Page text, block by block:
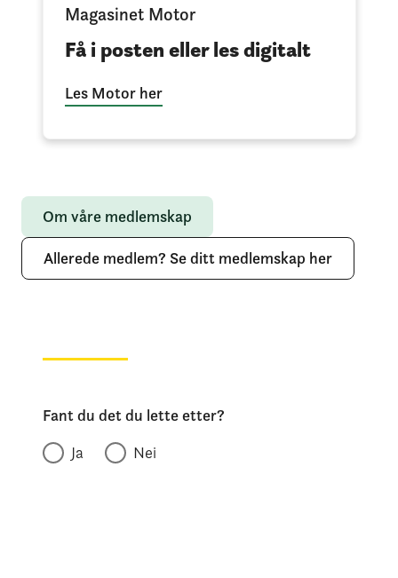
Magasinet Motor
Få i posten eller les digitalt
Les Motor her
Om våre medlemskap
Allerede medlem? Se ditt medlemskap her
Fant du det du lette etter?
Ja
Nei